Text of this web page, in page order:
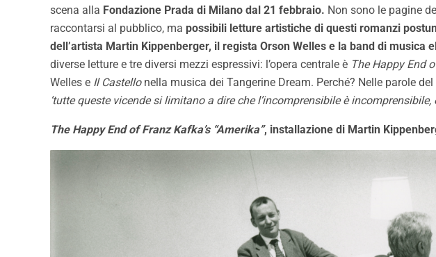
scena alla Fondazione Prada di Milano dal 21 febbraio. Non sono le pagine
raccontarsi al pubblico, ma possibili letture artistiche di questi romanzi
dell’artista Martin Kippenberger, il regista Orson Welles e la band di musica
diverse letture e tre diversi mezzi espressivi: l’opera centrale è The Happy End
Welles e Il Castellonella musica dei Tangerine Dream. Perché? Nelle parole del
‘tutte queste vicende si limitano a dire che l’incomprensibile è incomprensibile,
The Happy End of Franz Kafka’s “Amerika”, installazione di Martin